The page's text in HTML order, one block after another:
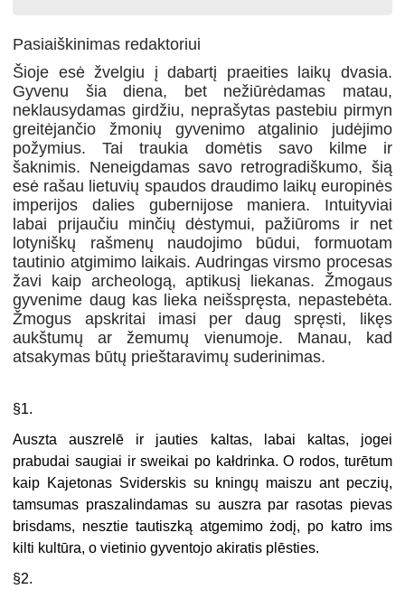
Pasiaiškinimas redaktoriui
Šioje esė žvelgiu į dabartį praeities laikų dvasia.
Gyvenu šia diena, bet nežiūrėdamas matau,
neklausydamas girdžiu, neprašytas pastebiu pirmyn
greitėjančio žmonių gyvenimo atgalinio judėjimo
požymius. Tai traukia domėtis savo kilme ir
šaknimis. Neneigdamas savo retrogradiškumo, šią
esė rašau lietuvių spaudos draudimo laikų europinės
imperijos dalies gubernijose maniera. Intuityviai
labai prijaučiu minčių dėstymui, pažiūroms ir net
lotyniškų rašmenų naudojimo būdui, formuotam
tautinio atgimimo laikais. Audringas virsmo procesas
žavi kaip archeologą, aptikusį liekanas. Žmogaus
gyvenime daug kas lieka neišspręsta, nepastebėta.
Žmogus apskritai imasi per daug spręsti, likęs
aukštumų ar žemumų vienumoje. Manau, kad
atsakymas būtų prieštaravimų suderinimas.
§1.
Auszta auszrelē ir jauties kaltas, labai kaltas, jogei
prabudai saugiai ir sweikai po kałdrinka. O rodos, turētum
kaip Kajetonas Sviderskis su kningų maiszu ant peczių,
tamsumas praszalindamas su auszra par rasotas pievas
brisdams, nesztie tautiszką atgemimo żodį, po katro ims
kilti kultūra, o vietinio gyventojo akiratis plēsties.
§2.